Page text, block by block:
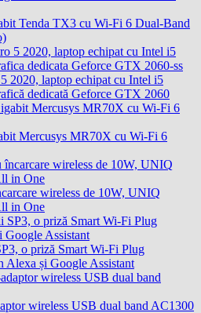
Tenda TX3 cu Wi-Fi 6 Dual-Band
2020, laptop echipat cu Intel i5
dedicată Geforce GTX 2060
Mercusys MR70X cu Wi-Fi 6
wireless de 10W, UNIQ
in One
o priză Smart Wi-Fi Plug
Alexa și Google Assistant
wireless USB dual band AC1300